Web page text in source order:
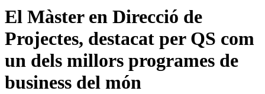
El Màster en Direcció de
Projectes, destacat per QS com
un dels millors programes de
business del món